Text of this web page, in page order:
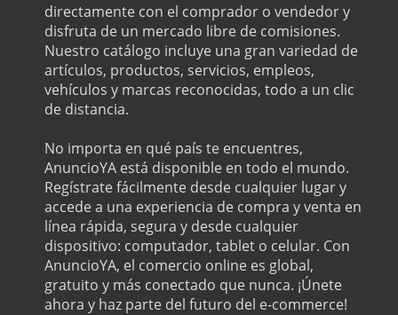
directamente con el comprador o vendedor y
disfruta de un mercado libre de comisiones.
Nuestro catálogo incluye una gran variedad de
artículos, productos, servicios, empleos,
vehículos y marcas reconocidas, todo a un clic
de distancia.
No importa en qué país te encuentres,
AnuncioYA está disponible en todo el mundo.
Regístrate fácilmente desde cualquier lugar y
accede a una experiencia de compra y venta en
línea rápida, segura y desde cualquier
dispositivo: computador, tablet o celular. Con
AnuncioYA, el comercio online es global,
gratuito y más conectado que nunca. ¡Únete
ahora y haz parte del futuro del e-commerce!